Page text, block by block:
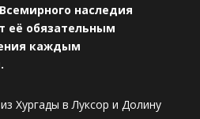
наследия
её обязательным
каждым
Хургады в Луксор и Долину